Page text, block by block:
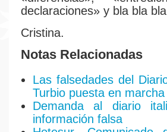
declaraciones» y bla bla
Cristina.
Notas Relacionadas
Las falsedades del
Turbio puesta en
Demanda al diario
información falsa